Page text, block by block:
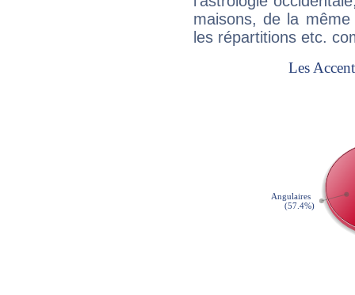
maisons, de la
les répartitions etc.